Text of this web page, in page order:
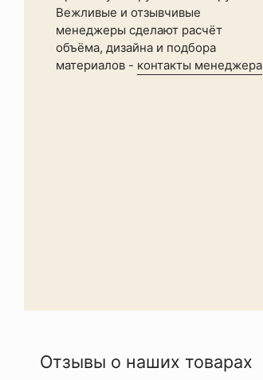
конфиденциальности
данного сайта
Вежливые и отзывчивые
менеджеры сделают расчёт
объёма, дизайна и подбора
материалов - контакты менеджера
Отзывы о наших товарах